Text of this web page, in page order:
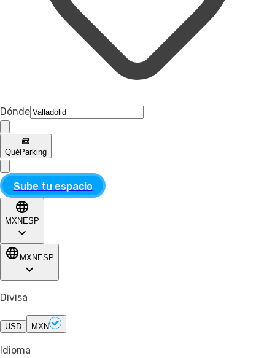
Dónde
QuéParking
Sube tu espacio
MXN ESP
MXN ESP
Divisa
USD MXN
Idioma